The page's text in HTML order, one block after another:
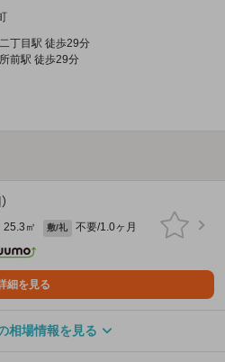
丁目駅 徒歩29分
前駅 徒歩29分
25.3㎡ 敷/礼
不要/1.0ヶ月
細を見る
相場情報を見る